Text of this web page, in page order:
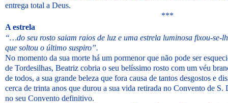
entrega total a Deus.
***
A estrela
“…do seu rosto saiam raios de luz e uma estrela luminosa fixou-se-
que soltou o último suspiro”.
No momento da sua morte há um pormenor que não pode ser
de Tordesilhas, Beatriz cobria o seu belíssimo rosto com um véu
de todos, a sua grande beleza que fora causa de tantos desgostos e
cerca de trinta anos que durou a sua vida retirada no Convento de
no seu Convento definitivo.